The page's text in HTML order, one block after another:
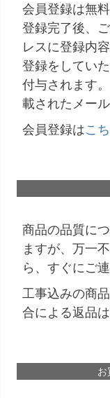
会員登録は無料
登録完了後、
レスに登録内
登録をしてい
付与されます
載されたメー
会員登録はこ
商品の品質に
ますが、万一
ら、すぐにご
工事込みの商
合による返品
お